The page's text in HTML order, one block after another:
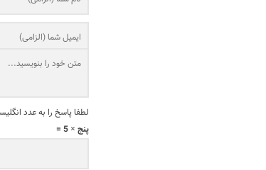
لطفا پاسخ را به عدد
پنج × 5 =